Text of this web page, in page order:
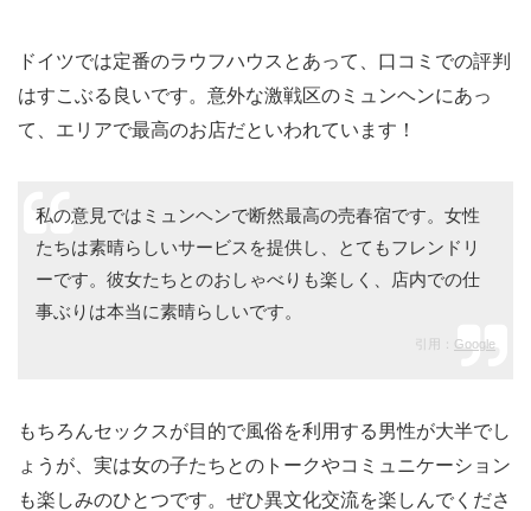
ドイツでは定番のラウフハウスとあって、口コミでの評判
はすこぶる良いです。意外な激戦区のミュンヘンにあっ
て、エリアで最高のお店だといわれています！
私の意見ではミュンヘンで断然最高の売春宿です。女性
たちは素晴らしいサービスを提供し、とてもフレンドリ
ーです。彼女たちとのおしゃべりも楽しく、店内での仕
事ぶりは本当に素晴らしいです。
引用： Google
もちろんセックスが目的で風俗を利用する男性が大半でし
ょうが、実は女の子たちとのトークやコミュニケーション
も楽しみのひとつです。ぜひ異文化交流を楽しんでくださ